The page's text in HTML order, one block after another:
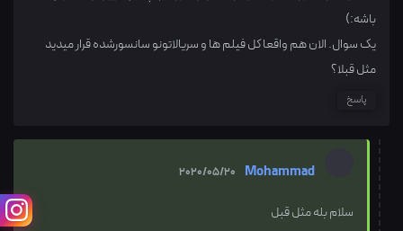
باشه:)
یک سوال. الان هم واقعا کل فیلم ها و سریالاتونو سانسورشده قرار میدید
مثل قبلا؟
پاسخ
Mohammad
2020/05/20
سلام بله مثل قبل